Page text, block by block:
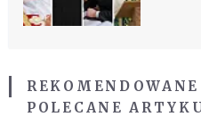
POLECANE